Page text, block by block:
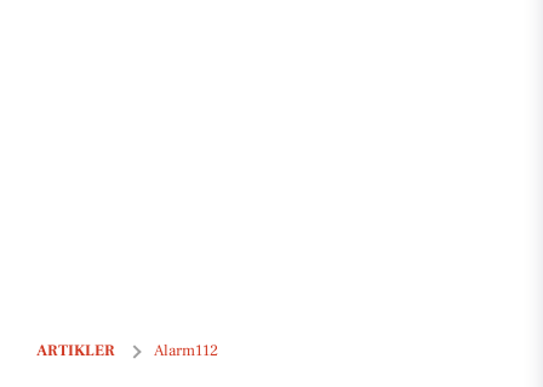
ARTIKLER Alarm112
Anklager skifter kanal: Følg med her!